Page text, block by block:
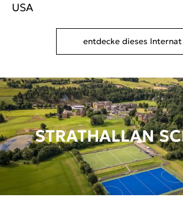
USA
entdecke dieses Internat
STRATHALLAN